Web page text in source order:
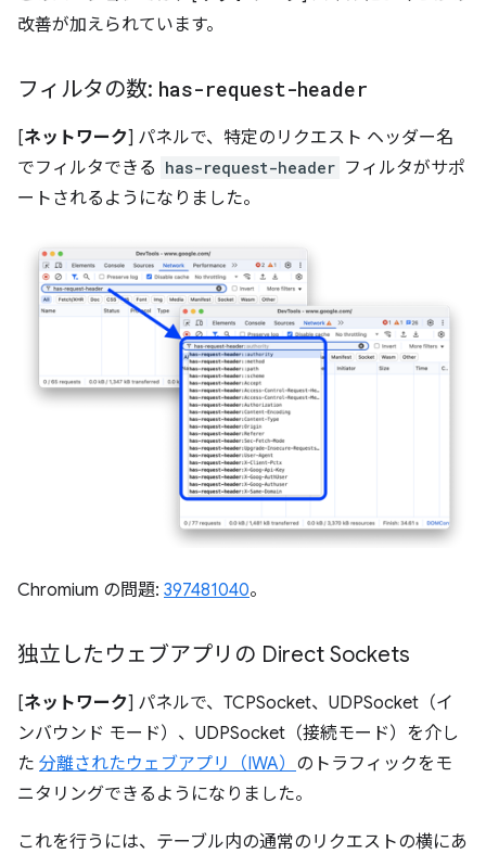
改善が加えられています。
フィルタの数: has-request-header
[ネットワーク] パネルで、特定のリクエスト ヘッダー名
でフィルタできる has-request-header フィルタがサポ
ートされるようになりました。
Chromium の問題: 397481040。
独立したウェブアプリの Direct Sockets
[ネットワーク] パネルで、TCPSocket、UDPSocket（イ
ンバウンド モード）、UDPSocket（接続モード）を介し
た 分離されたウェブアプリ（IWA） のトラフィックをモ
ニタリングできるようになりました。
これを行うには、テーブル内の通常のリクエストの横にあ